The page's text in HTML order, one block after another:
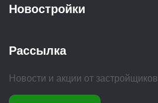
Новостройки
Рассылка
Новости и акции от застройщиков